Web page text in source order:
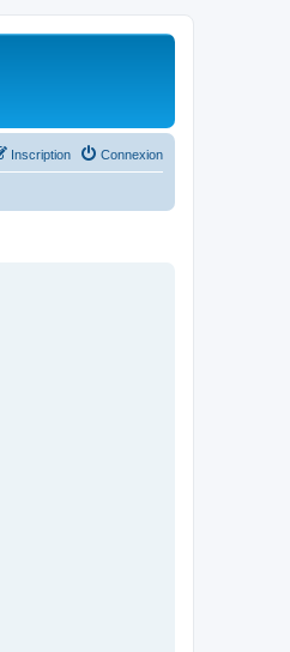
Connexion
Inscription